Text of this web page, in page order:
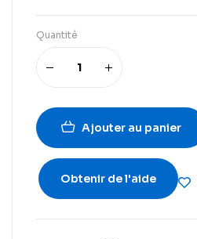
Quantité
Ajouter au panier
Obtenir de l'aide